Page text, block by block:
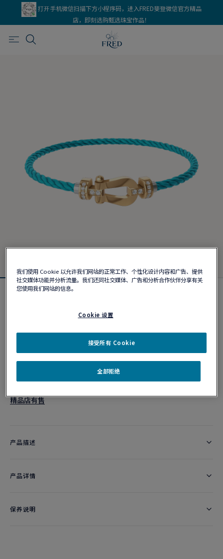
打开手机微信扫描下方小程序码，进入FRED斐登微信官方精品
店，即刻选购甄选珠宝作品！
个性化定制
作品编号
精品店有售
产品描述
产品详情
保养说明
我们使用 Cookie 以允许我们网站的正常工作、个性化设计内容和广告、提供
社交媒体功能并分析流量。我们还同社交媒体、广告和分析合作伙伴分享有关
您使用我们网站的信息。
Cookie 设置
全部拒绝
接受所有 Cookie